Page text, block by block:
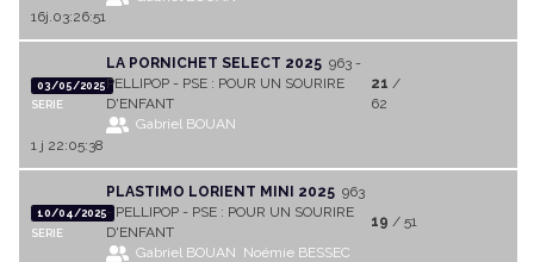
16j.03:26:51
03/05/2025
SERIE
LA PORNICHET SELECT 2025 963 -
PELLIPOP - PSE : POUR UN SOURIRE
D'ENFANT
Gabriel BOUAN
21 /
62
1 j 22:05:38
10/04/2025
SERIE
PLASTIMO LORIENT MINI 2025 963
- PELLIPOP - PSE : POUR UN SOURIRE
D'ENFANT
Gabriel BOUAN Noémie BESSEC
19 / 51